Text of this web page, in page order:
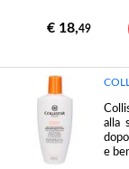
€ 18,49
alla
e